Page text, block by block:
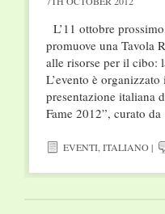
L’11 ottobre
promuove una Tavola
alle risorse per il cibo:
L’evento è
presentazione italiana
Fame 2012”, curato
EVENTI,ITALIANO|